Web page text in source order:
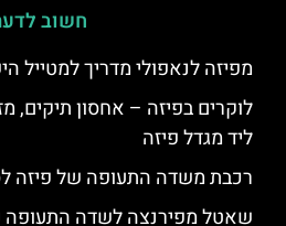
חשוב
מפיזה לנאפולי מדריך למטייל
לוקרים בפיזה – אחסון תיקים,
ליד מגדל פיזה
רכבת משדה התעופה של פיזה
שאטל מפירנצה לשדה התעופה